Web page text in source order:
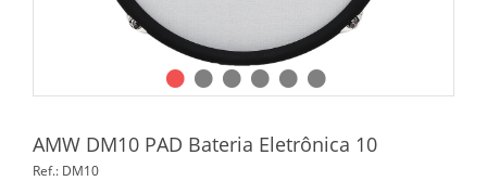
AMW DM10 PAD Bateria Eletrônica 10
Ref.: DM10